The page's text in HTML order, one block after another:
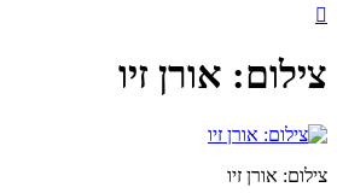
צילום: אורן זיו
צילום: אורן זיו